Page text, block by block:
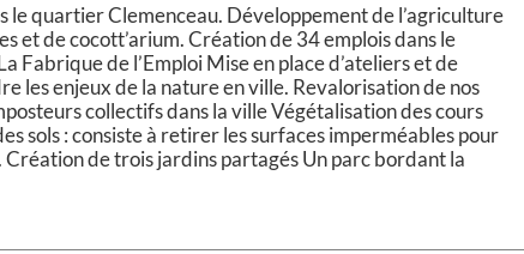
le quartier Clemenceau. Développement de l’agriculture
et de cocott’arium. Création de 34 emplois dans le
Fabrique de l’Emploi Mise en place d’ateliers et de
les enjeux de la nature en ville. Revalorisation de nos
collectifs dans la ville Végétalisation des cours
sols : consiste à retirer les surfaces imperméables pour
de trois jardins partagés Un parc bordant la